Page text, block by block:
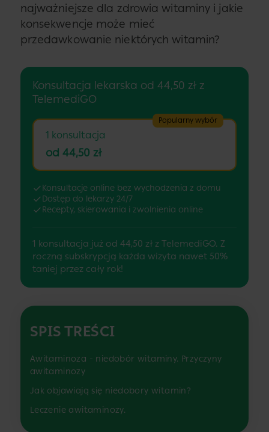
najważniejsze dla zdrowia witaminy i jakie
konsekwencje może mieć
przedawkowanie niektórych witamin?
Konsultacja lekarska od 44,50 zł z
TelemediGO
Popularny wybór
1 konsultacja
od 44,50 zł
Konsultacje online bez wychodzenia z domu
Dostęp do lekarzy 24/7
Recepty, skierowania i zwolnienia online
1 konsultacja już od 44,50 zł z TelemediGO. Z
roczną subskrypcją każda wizyta nawet 50%
taniej przez cały rok!
SPIS TREŚCI
Awitaminoza - niedobór witaminy. Przyczyny
awitaminozy
Jak objawiają się niedobory witamin?
Leczenie awitaminozy.